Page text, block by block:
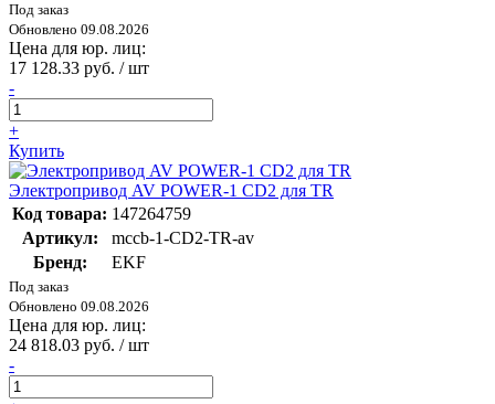
Под заказ
Обновлено 09.08.2026
Цена для юр. лиц:
17 128.33 руб. / шт
-
+
Купить
Электропривод AV POWER-1 CD2 для TR
Код товара: 147264759
Артикул:
mccb-1-CD2-TR-av
Бренд:
EKF
Под заказ
Обновлено 09.08.2026
Цена для юр. лиц:
24 818.03 руб. / шт
-